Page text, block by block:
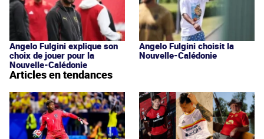
Angelo Fulgini explique son
choix de jouer pour la
Nouvelle-Calédonie
Angelo Fulgini choisit la
Nouvelle-Calédonie
Articles en tendances